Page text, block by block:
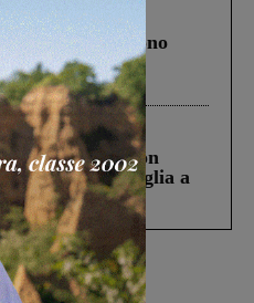
A1 in cui morirono
Lo schianto, il
fra tir....
di Castiglion
ucciso la figlia a